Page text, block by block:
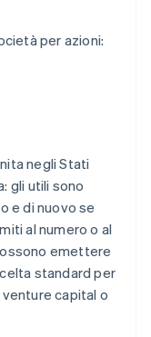
per azioni:
negli Stati
gli utili sono
e di nuovo se
al numero o al
emettere
standard per
capital o